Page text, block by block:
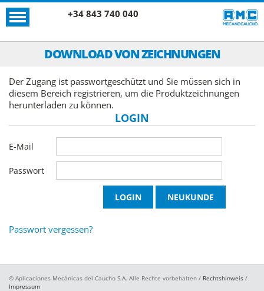
+34 843 740 040
DOWNLOAD VON ZEICHNUNGEN
Der Zugang ist passwortgeschützt und Sie müssen sich in
diesem Bereich registrieren, um die Produktzeichnungen
herunterladen zu können.
LOGIN
E-Mail
Passwort
Passwort vergessen?
© Aplicaciones Mecánicas del Caucho S.A. Alle Rechte vorbehalten / Rechtshinweis /
Impressum